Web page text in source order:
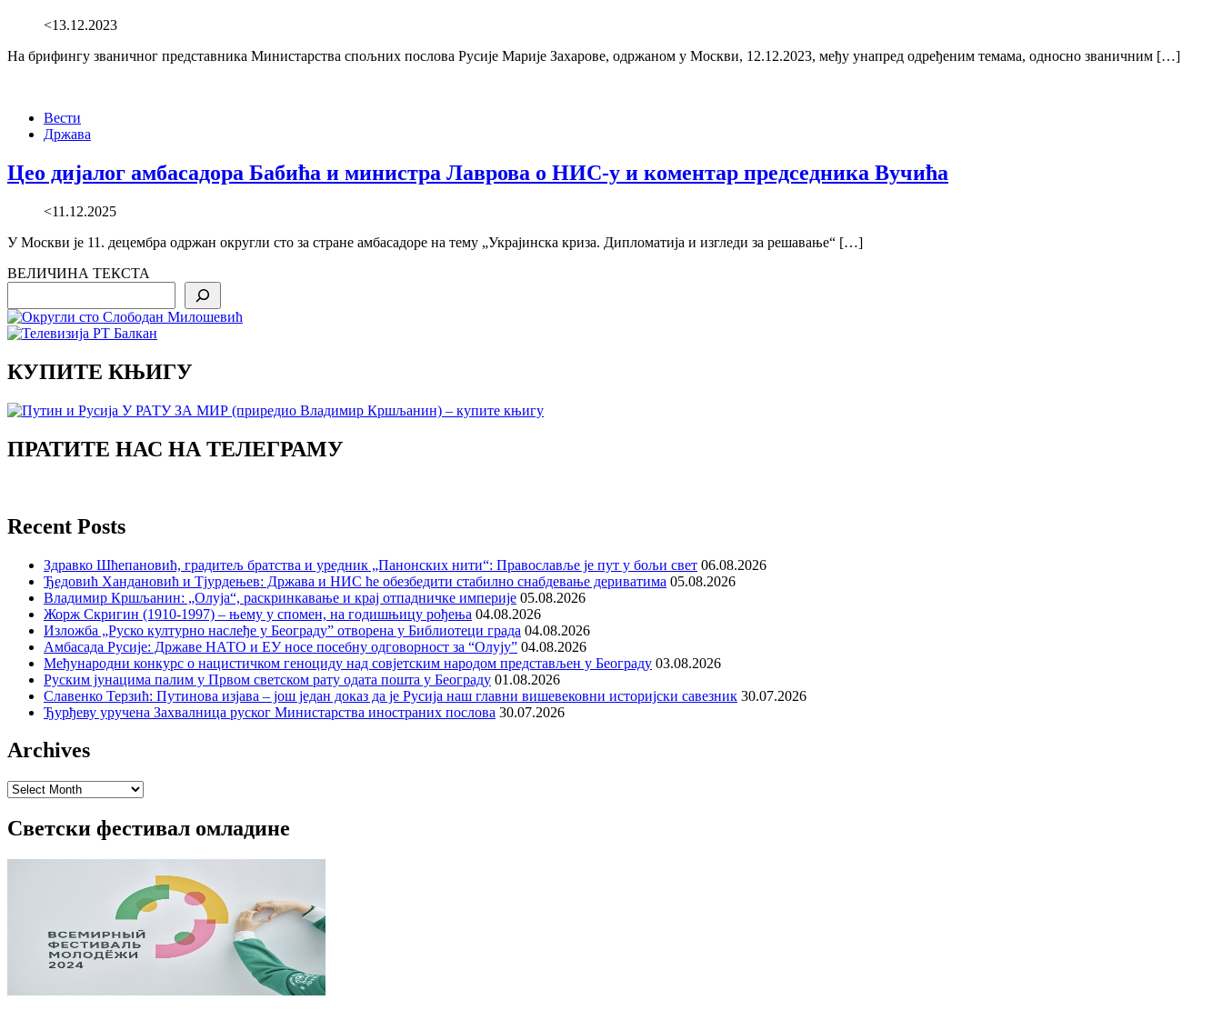
<13.12.2023
На брифингу званичног представника Министарства спољних послова Русије Марије Захарове, одржаном у Москви, 12.12.2023, међу унапред одређеним темама, односно званичним […]
Вести
Држава
Цео дијалог амбасадора Бабића и министра Лаврова о НИС-у и коментар председника Вучића
<11.12.2025
У Москви је 11. децембра одржан округли сто за стране амбасадоре на тему „Украјинска криза. Дипломатија и изгледи за решавање“ […]
ВЕЛИЧИНА ТЕКСТА
КУПИТЕ КЊИГУ
ПРАТИТЕ НАС НА ТЕЛЕГРАМУ
Recent Posts
Здравко Шћепановић, градитељ братства и уредник „Панонских нити“: Православље је пут у бољи свет 06.08.2026
Ђедовић Хандановић и Тјурдењев: Држава и НИС ће обезбедити стабилно снабдевање дериватима 05.08.2026
Владимир Кршљанин: „Олуја“, раскринкавање и крај отпадничке империје 05.08.2026
Жорж Скригин (1910-1997) – њему у спомен, на годишњицу рођења 04.08.2026
Изложба „Руско културно наслеђе у Београду” отворена у Библиотеци града 04.08.2026
Амбасада Русије: Државе НАТО и ЕУ носе посебну одговорност за “Олују” 04.08.2026
Међународни конкурс о нацистичком геноциду над совјетским народом представљен у Београду 03.08.2026
Руским јунацима палим у Првом светском рату одата пошта у Београду 01.08.2026
Славенко Терзић: Путинова изјава – још један доказ да је Русија наш главни вишевековни историјски савезник 30.07.2026
Ђурђеву уручена Захвалница руског Министарства иностраних послова 30.07.2026
Archives
Archives
Светски фестивал омладине